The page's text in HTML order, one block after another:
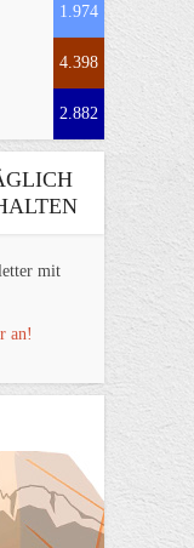
1.974
4.398
2.882
mit
an!